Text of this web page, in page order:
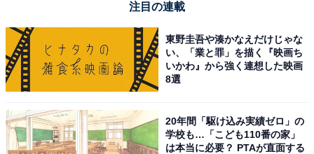
注目の連載
東野圭吾や湊かなえだけじゃな
い、「業と罪」を描く『映画ち
いかわ』から強く連想した映画
8選
20年間「駆け込み実績ゼロ」の
学校も…「こども110番の家」
は本当に必要？ PTAが直面する